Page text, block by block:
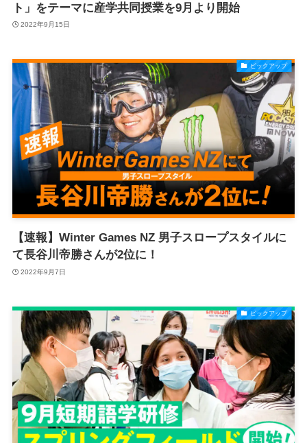
ト」をテーマに産学共同授業を9月より開始
2022年9月15日
ピックアップ
【速報】Winter Games NZ 男子スロープスタイルに
て長谷川帝勝さんが2位に！
2022年9月7日
ピックアップ